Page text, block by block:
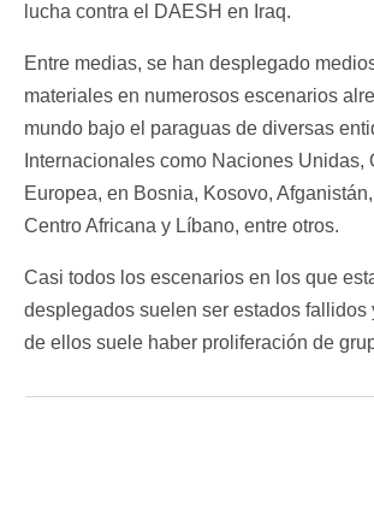
lucha contra el DAESH en Iraq.
Entre medias, se han desplegado
materiales en numerosos escenarios
mundo bajo el paraguas de diversas
Internacionales como Naciones Unidas,
Europea, en Bosnia, Kosovo,
Centro Africana y Líbano, entre otros.
Casi todos los escenarios en los que
desplegados suelen ser estados fallidos
de ellos suele haber proliferación de